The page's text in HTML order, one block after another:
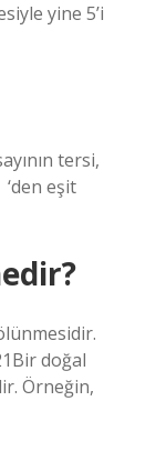
yine 5’i
tersi,
eşit
doğal
Örneğin,